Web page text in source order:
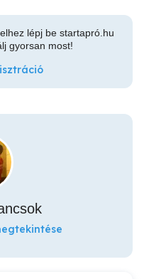
lépj be startapró.hu
gyorsan most!